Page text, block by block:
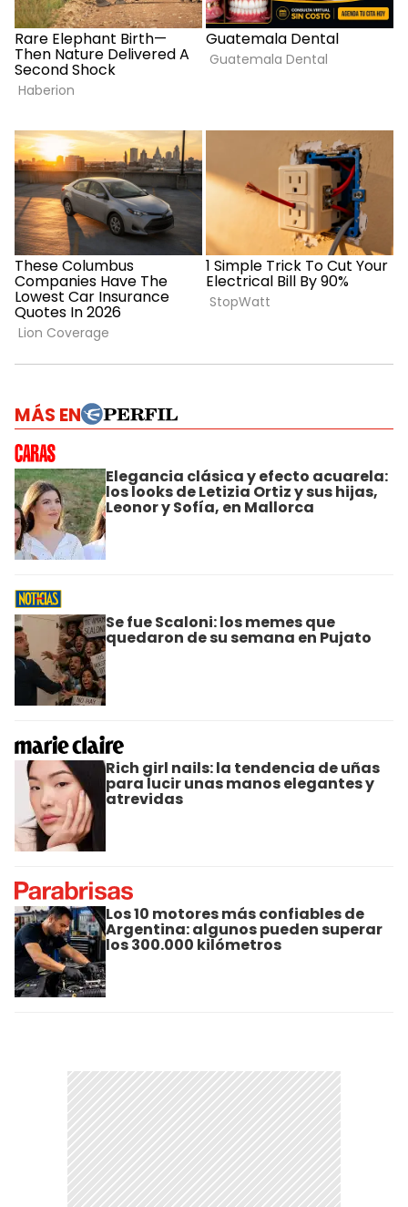
MÁS EN
Elegancia clásica y efecto acuarela:
los looks de Letizia Ortiz y sus hijas,
Leonor y Sofía, en Mallorca
Se fue Scaloni: los memes que
quedaron de su semana en Pujato
Rich girl nails: la tendencia de uñas
para lucir unas manos elegantes y
atrevidas
Los 10 motores más confiables de
Argentina: algunos pueden superar
los 300.000 kilómetros